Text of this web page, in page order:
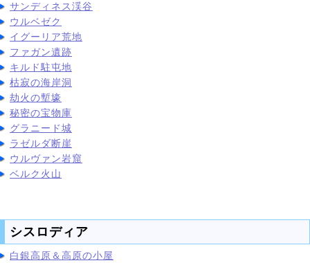
サンディネス渓谷
ウルベゼク
イグーリア荒地
ファガン遺跡
キルド駐屯地
枯寂の海岸洞
劫火の塹壕
秘密の宝物庫
グラニード城
ラゼルダ断崖
ウルヴァン岩窟
ベルク火山
シスロディア
白銀高原＆高原の小屋